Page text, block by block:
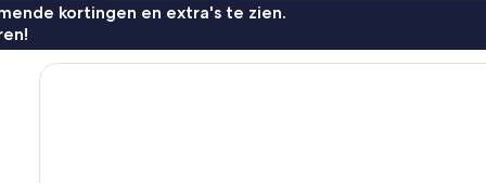
kortingen en extra's te zien.